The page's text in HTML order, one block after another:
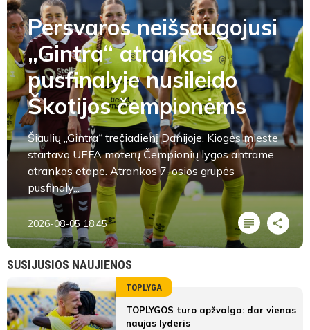
Persvaros neišsaugojusi
„Gintra“ atrankos
pusfinalyje nusileido
Škotijos čempionėms
Šiaulių „Gintra“ trečiadienį Danijoje, Kiogės mieste
startavo UEFA moterų Čempionių lygos antrame
atrankos etape. Atrankos 7-osios grupės
pusfinaly...
2026-08-05 18:45
SUSIJUSIOS NAUJIENOS
TOPLYGA
TOPLYGOS turo apžvalga: dar vienas
naujas lyderis